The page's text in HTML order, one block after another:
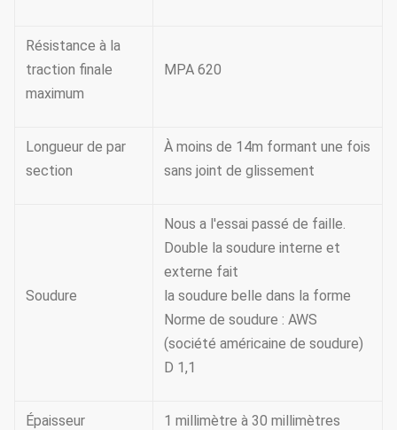
Résistance à la
traction finale
maximum
MPA 620
Longueur de par
section
À moins de 14m formant une fois
sans joint de glissement
Soudure
Nous a l'essai passé de faille.
Double la soudure interne et
externe fait
la soudure belle dans la forme
Norme de soudure : AWS
(société américaine de soudure)
D 1,1
Épaisseur 1 millimètre à 30 millimètres